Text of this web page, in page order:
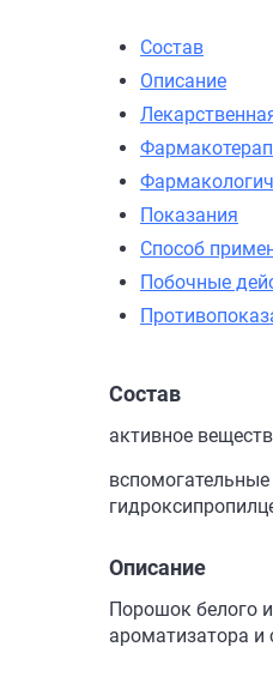
Состав
Описание
Показания
Способ
Побочные
Состав
активное
Описание
Порошок белого
ароматизатора